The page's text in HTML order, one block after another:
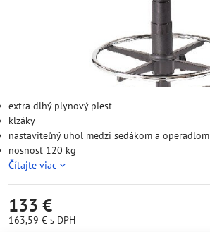
extra dlhý plynový piest
klzáky
nastaviteľný uhol medzi sedákom a operadlom
nosnosť 120 kg
Čítajte viac
133 €
163,59 € s DPH